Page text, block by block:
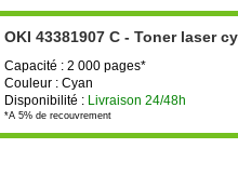
OKI 43381907 C - Toner laser
Capacité : 2 000 pages*
Couleur : Cyan
Disponibilité : Livraison 24/48h
*A 5% de recouvrement